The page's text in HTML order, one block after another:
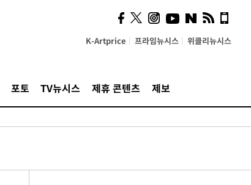
K-Artprice 프라임뉴시스 위클리뉴시스
포토 TV뉴시스 제휴 콘텐츠 제보